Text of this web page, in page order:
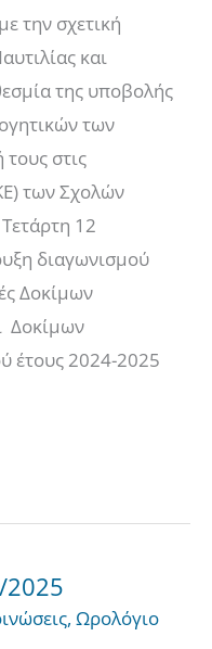
την σχετική
και
της υποβολής
των
στις
των Σχολών
12
διαγωνισμού
Δοκίμων
Δοκίμων
έτους 2024-2025
, Ωρολόγιο